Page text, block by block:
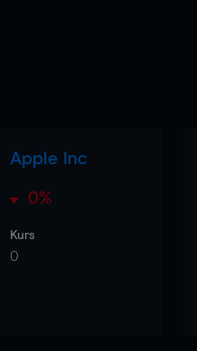
Apple Inc
0%
Kurs
0